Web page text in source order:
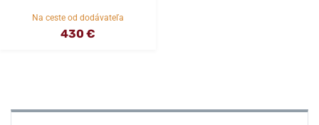
Na ceste od dodávateľa
430 €